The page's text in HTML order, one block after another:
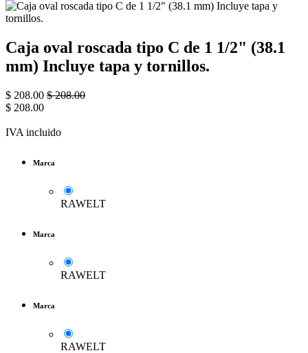
Caja oval roscada tipo C de 1 1/2" (38.1
mm) Incluye tapa y tornillos.
$ 208.00 $208.00
$ 208.00
IVA incluido
Marca
RAWELT
Marca
RAWELT
Marca
RAWELT